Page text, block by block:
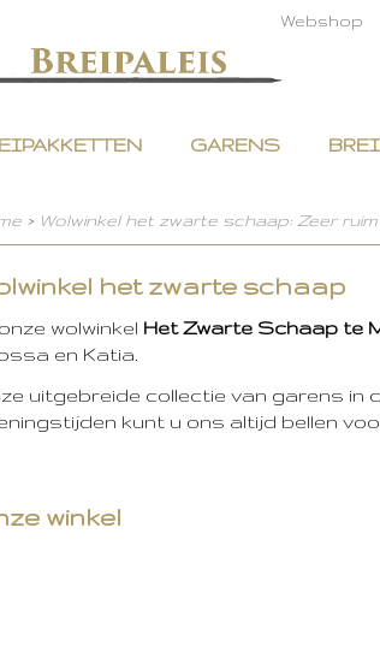
Webshop
GARENS
> Wolwinkel het zwarte schaap: Zeer
het zwarte schaap
wolwinkel Het Zwarte Schaap te
en Katia.
uitgebreide collectie van garens in
kunt u ons altijd bellen
winkel